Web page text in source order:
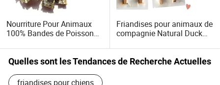
plus populaire que d'autres aliments.
Nous sommes non seulement des producteurs de
nourriture pour animaux de compagnie mais aussi des
amoureux passionnés d'animaux de compagnie qui
considèrent nos compagnons animaux comme des
membres de la famille. Chaque client est apprécié dans la
Nourriture Pour Animaux
100% Bandes de Poisson
pour Animaux Sans Aucun
Additif
Friandises pour animaux de
compagnie Natural Duck
animaux
Quelles sont les Tendances de Recherche Actuelles
friandises pour chiens